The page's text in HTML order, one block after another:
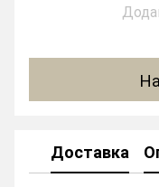
Доставка